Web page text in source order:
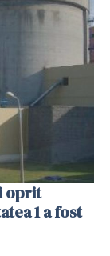
oprit
1 a fost